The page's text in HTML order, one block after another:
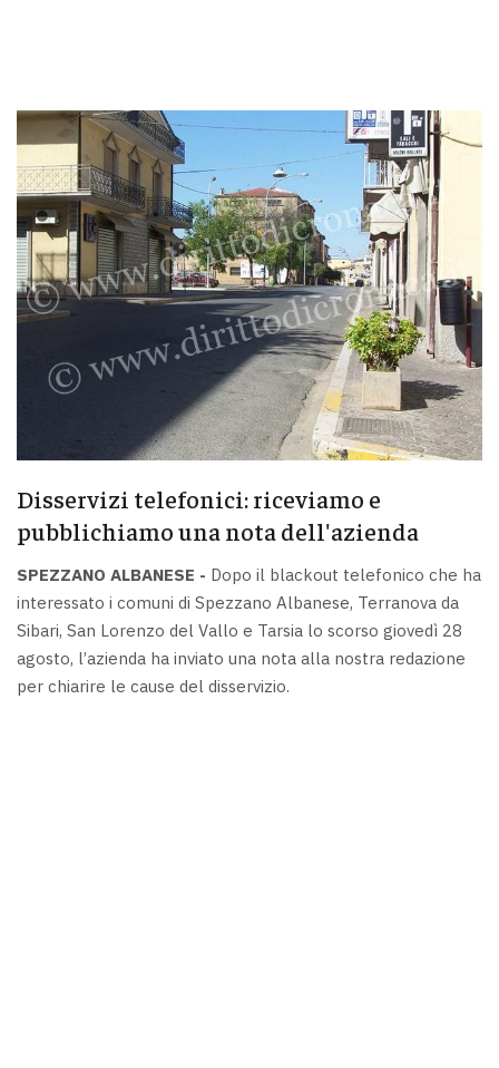
Disservizi telefonici: riceviamo e
pubblichiamo una nota dell'azienda
SPEZZANO ALBANESE - Dopo il blackout telefonico che ha
interessato i comuni di Spezzano Albanese, Terranova da
Sibari, San Lorenzo del Vallo e Tarsia lo scorso giovedì 28
agosto, l’azienda ha inviato una nota alla nostra redazione
per chiarire le cause del disservizio.